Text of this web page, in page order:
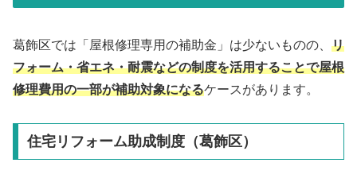
葛飾区では「屋根修理専用の補助金」は少ないものの、 リ
フォーム・省エネ・耐震などの制度を活用することで屋根
修理費用の一部が補助対象になるケースがあります。
住宅リフォーム助成制度（葛飾区）